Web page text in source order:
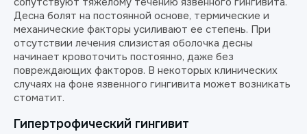
Десна болят на постоянной основе, термические и
механические факторы усиливают ее степень. При
отсутствии лечения слизистая оболочка десны
начинает кровоточить постоянно, даже без
повреждающих факторов. В некоторых клинических
случаях на фоне язвенного гингивита может возникать
стоматит.
Гипертрофический гингивит